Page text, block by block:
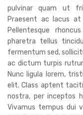
pulvinar quam ut
Praesent ac lacus
Pellentesque
pharetra tellus
fermentum sed,
ac dictum turpis
Nunc ligula lorem,
elit. Class aptent
nostra, per inceptos
Vivamus tempus dui